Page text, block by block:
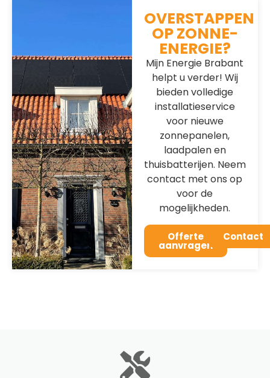
OVERSTAPPEN
OP ZONNE-
ENERGIE?
Mijn Energie Brabant
helpt u verder! Wij
bieden volledige
installatieservice
voor nieuwe
zonnepanelen,
laadpalen en
thuisbatterijen. Neem
contact met ons op
voor de
mogelijkheden.
Offerte
aanvragen
Contact